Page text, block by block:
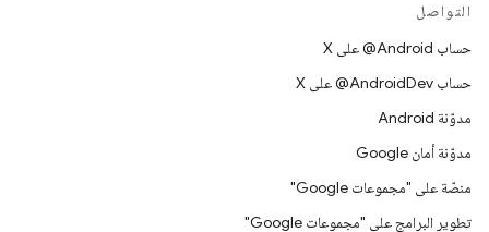
التواصل
حساب ‎@Android على X
حساب ‎@AndroidDev على X
مدوّنة Android
مدوّنة أمان Google
منصّة على "مجموعات Google"
تطوير البرامج على "مجموعات Google"